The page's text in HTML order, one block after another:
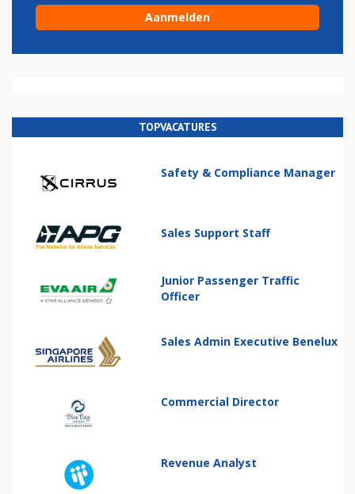
TOPVACATURES
Safety & Compliance Manager
Sales Support Staff
Junior Passenger Traffic
Officer
Sales Admin Executive Benelux
Commercial Director
Revenue Analyst